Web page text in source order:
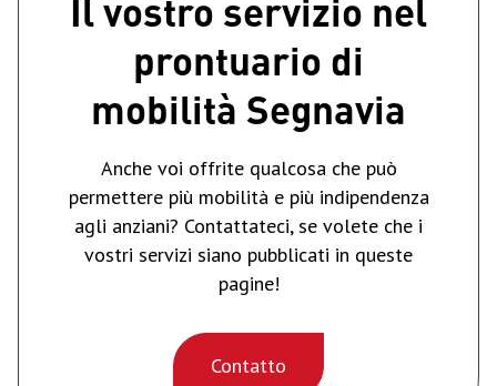
Il vostro servizio nel
prontuario di
mobilità Segnavia
Anche voi offrite qualcosa che può
permettere più mobilità e più indipendenza
agli anziani? Contattateci, se volete che i
vostri servizi siano pubblicati in queste
pagine!
Contatto